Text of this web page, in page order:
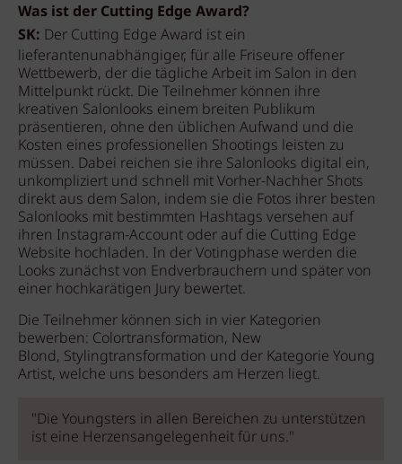
Was ist der Cutting Edge Award?
SK: Der Cutting Edge Award ist ein
lieferantenunabhängiger, für alle Friseure offener
Wettbewerb, der die tägliche Arbeit im Salon in den
Mittelpunkt rückt. Die Teilnehmer können ihre
kreativen Salonlooks einem breiten Publikum
präsentieren, ohne den üblichen Aufwand und die
Kosten eines professionellen Shootings leisten zu
müssen. Dabei reichen sie ihre Salonlooks digital ein,
unkompliziert und schnell mit Vorher-Nachher Shots
direkt aus dem Salon, indem sie die Fotos ihrer besten
Salonlooks mit bestimmten Hashtags versehen auf
ihren Instagram-Account oder auf die Cutting Edge
Website hochladen. In der Votingphase werden die
Looks zunächst von Endverbrauchern und später von
einer hochkarätigen Jury bewertet.
Die Teilnehmer können sich in vier Kategorien
bewerben: Colortransformation, New
Blond, Stylingtransformation und der Kategorie Young
Artist, welche uns besonders am Herzen liegt.
"Die Youngsters in allen Bereichen zu unterstützen
ist eine Herzensangelegenheit für uns."